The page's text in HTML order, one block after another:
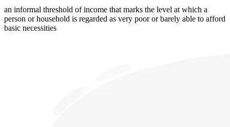
an informal threshold of income that marks the level at which a
person or household is regarded as very poor or barely able to afford
basic necessities